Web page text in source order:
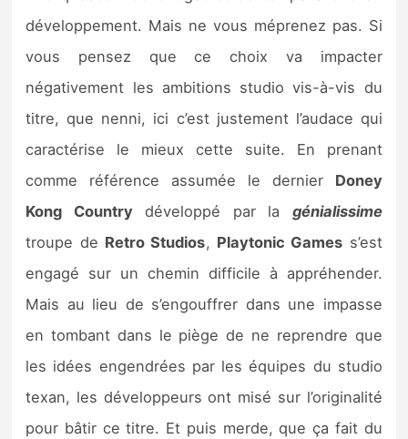
développement. Mais ne vous méprenez pas. Si
vous pensez que ce choix va impacter
négativement les ambitions studio vis-à-vis du
titre, que nenni, ici c’est justement l’audace qui
caractérise le mieux cette suite. En prenant
comme référence assumée le dernier Doney
Kong Countrydéveloppé par la génialissime
troupe de Retro Studios, Playtonic Games s’est
engagé sur un chemin difficile à appréhender.
Mais au lieu de s’engouffrer dans une impasse
en tombant dans le piège de ne reprendre que
les idées engendrées par les équipes du studio
texan, les développeurs ont misé sur l’originalité
pour bâtir ce titre. Et puis merde, que ça fait du